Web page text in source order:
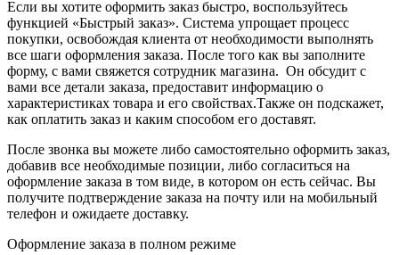
Если вы хотите оформить заказ быстро, воспользуйтесь
функцией «Быстрый заказ». Система упрощает процесс
покупки, освобождая клиента от необходимости выполнять
все шаги оформления заказа. После того как вы заполните
форму, с вами свяжется сотрудник магазина. Он обсудит с
вами все детали заказа, предоставит информацию о
характеристиках товара и его свойствах.Также он подскажет,
как оплатить заказ и каким способом его доставят.
После звонка вы можете либо самостоятельно оформить заказ,
добавив все необходимые позиции, либо согласиться на
оформление заказа в том виде, в котором он есть сейчас. Вы
получите подтверждение заказа на почту или на мобильный
телефон и ожидаете доставку.
Оформление заказа в полном режиме